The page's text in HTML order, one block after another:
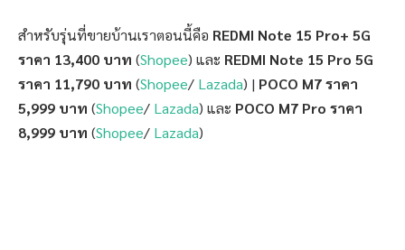
สำหรับรุ่นที่ขายบ้านเราตอนนี้คือ REDMI Note 15 Pro+ 5G
ราคา 13,400 บาท (Shopee) และ REDMI Note 15 Pro 5G
ราคา 11,790 บาท (Shopee/ Lazada) | POCO M7 ราคา
5,999 บาท (Shopee/ Lazada) และ POCO M7 Pro ราคา
8,999 บาท (Shopee/ Lazada)